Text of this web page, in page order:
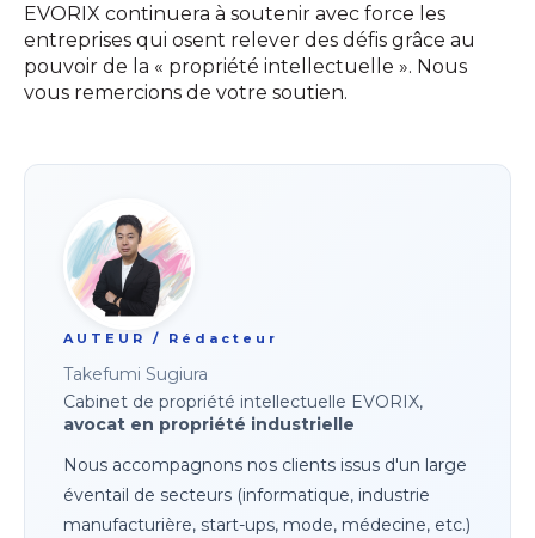
EVORIX continuera à soutenir avec force les
entreprises qui osent relever des défis grâce au
pouvoir de la « propriété intellectuelle ». Nous
vous remercions de votre soutien.
AUTEUR / Rédacteur
Takefumi Sugiura
Cabinet de propriété intellectuelle EVORIX,
avocat en propriété industrielle
Nous accompagnons nos clients issus d'un large
éventail de secteurs (informatique, industrie
manufacturière, start-ups, mode, médecine, etc.)